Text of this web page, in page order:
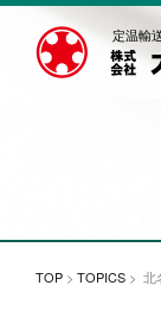
定温輸
TOP > TOPICS > 北